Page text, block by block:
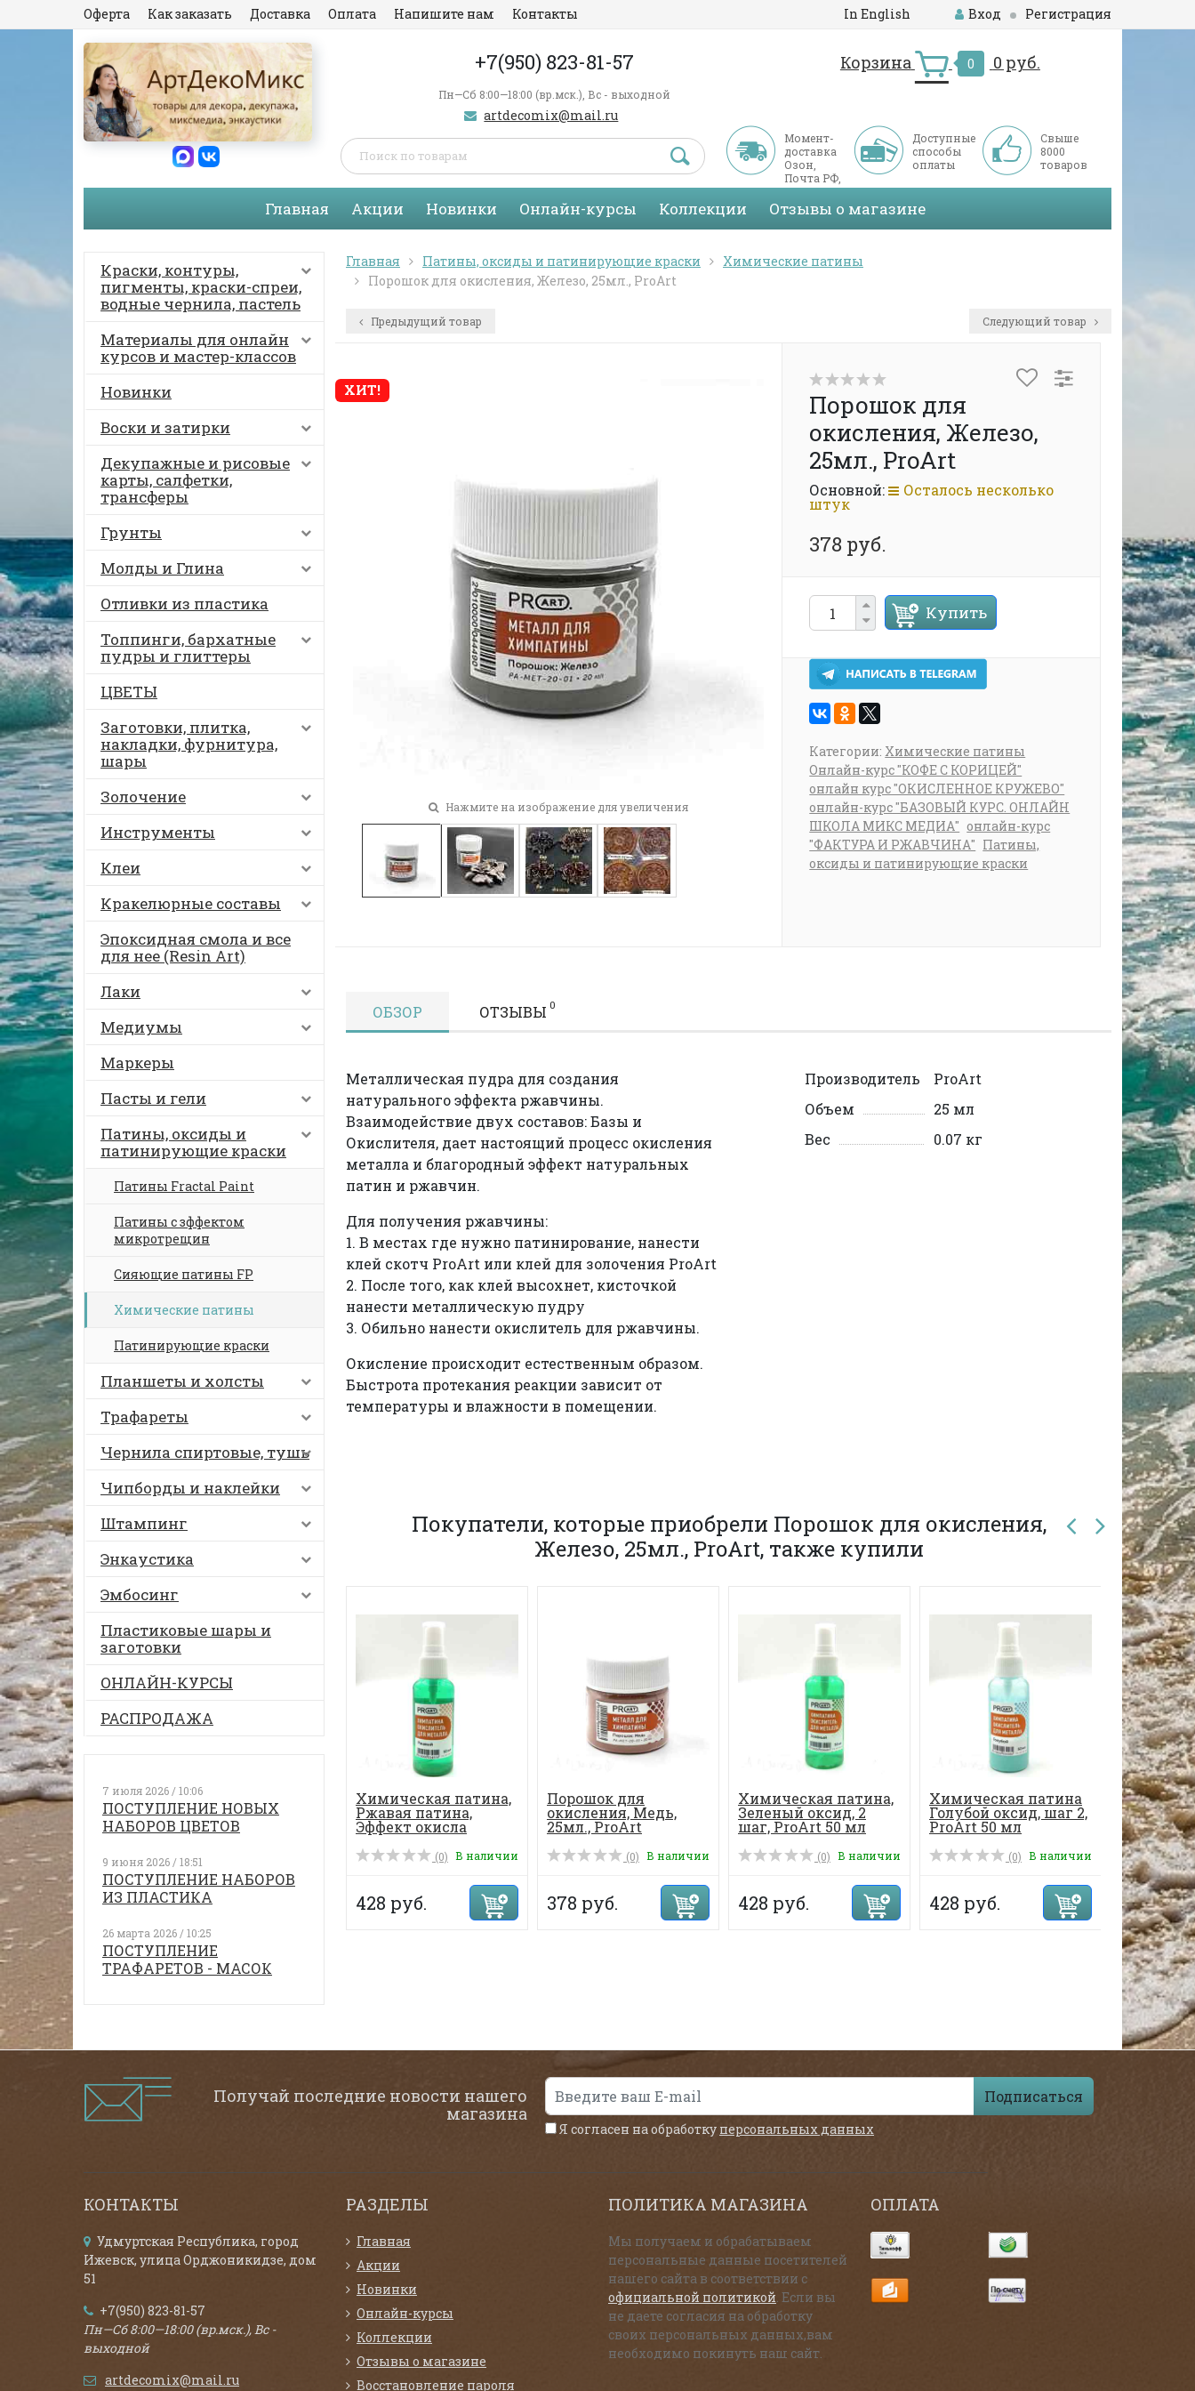
Оферта Как заказать Доставка Оплата Напишите нам Контакты In English Вход Регистрация
+7(950) 823-81-57
Пн—Сб 8:00—18:00 (вр.мск.), Вс - выходной
artdecomix@mail.ru
Корзина 0 0 руб.
Момент-
доставка
Озон,
Почта РФ,
СДЭК
Доступные
способы
оплаты
Свыше
8000
товаров
Главная Акции Новинки Онлайн-курсы Коллекции Отзывы о магазине
Краски, контуры,
пигменты, краски-спреи,
водные чернила, пастель
Материалы для онлайн
курсов и мастер-классов
Новинки
Воски и затирки
Декупажные и рисовые
карты, салфетки,
трансферы
Грунты
Молды и Глина
Отливки из пластика
Топпинги, бархатные
пудры и глиттеры
ЦВЕТЫ
Заготовки, плитка,
накладки, фурнитура,
шары
Золочение
Инструменты
Клеи
Кракелюрные составы
Эпоксидная смола и все
для нее (Resin Art)
Лаки
Медиумы
Маркеры
Пасты и гели
Патины, оксиды и
патинирующие краски
Патины Fractal Paint
Патины с зффектом
микротрещин
Сияющие патины FP
Химические патины
Патинирующие краски
Планшеты и холсты
Трафареты
Чернила спиртовые, тушь
Чипборды и наклейки
Штампинг
Энкаустика
Эмбосинг
Пластиковые шары и
заготовки
ОНЛАЙН-КУРСЫ
РАСПРОДАЖА
7 июля 2026 / 10:06
ПОСТУПЛЕНИЕ НОВЫХ
НАБОРОВ ЦВЕТОВ
9 июня 2026 / 18:51
ПОСТУПЛЕНИЕ НАБОРОВ
ИЗ ПЛАСТИКА
26 марта 2026 / 10:25
ПОСТУПЛЕНИЕ
ТРАФАРЕТОВ - МАСОК
Главная Патины, оксиды и патинирующие краски
Химические патины
Порошок для окисления, Железо, 25мл., ProArt
Предыдущий товар Следующий товар
ХИТ!
Нажмите на изображение для увеличения
Порошок для
окисления, Железо,
25мл., ProArt
Основной: Осталось несколько
штук
378 руб.
Купить
Категории:Химические патины
Онлайн-курс "КОФЕ С КОРИЦЕЙ"
онлайн курс "ОКИСЛЕННОЕ КРУЖЕВО"
онлайн-курс "БАЗОВЫЙ КУРС. ОНЛАЙН
ШКОЛА МИКС МЕДИА" онлайн-курс
"ФАКТУРА И РЖАВЧИНА" Патины,
оксиды и патинирующие краски
ОБЗОР ОТЗЫВЫ 0
Металлическая пудра для создания
натурального эффекта ржавчины.
Взаимодействие двух составов: Базы и
Окислителя, дает настоящий процесс окисления
металла и благородный эффект натуральных
патин и ржавчин.
Для получения ржавчины:
1. В местах где нужно патинирование, нанести
клей скотч ProArt или клей для золочения ProArt
2. После того, как клей высохнет, кисточкой
нанести металлическую пудру
3. Обильно нанести окислитель для ржавчины.
Окисление происходит естественным образом.
Быстрота протекания реакции зависит от
температуры и влажности в помещении.
Производитель
ProArt
Объем
25 мл
Вес
0.07 кг
Покупатели, которые приобрели Порошок для окисления,
Железо, 25мл., ProArt, также купили
Химическая патина,
Ржавая патина,
Эффект окисла
металла, ...
(0) В наличии
428 руб.
Порошок для
окисления, Медь,
25мл., ProArt
(0) В наличии
378 руб.
Химическая патина,
Зеленый оксид, 2
шаг, ProArt 50 мл
(0) В наличии
428 руб.
Химическая патина
Голубой оксид, шаг 2,
ProArt 50 мл
(0) В наличии
428 руб.
-44%
Матовый
495 руб.
278 руб.
Получай последние новости нашего
магазина
Подписаться
Я согласен на обработку персональных данных
КОНТАКТЫ
Удмуртская Республика, город
Ижевск, улица Орджоникидзе, дом
51
+7(950) 823-81-57
Пн—Сб 8:00—18:00 (вр.мск.), Вс -
выходной
artdecomix@mail.ru
РАЗДЕЛЫ
Главная
Акции
Новинки
Онлайн-курсы
Коллекции
Отзывы о магазине
Восстановление пароля
ПОЛИТИКА МАГАЗИНА
Мы получаем и обрабатываем
персональные данные посетителей
нашего сайта в соответствии с
официальной политикой. Если вы
не даете согласия на обработку
своих персональных данных,вам
необходимо покинуть наш сайт.
ОПЛАТА